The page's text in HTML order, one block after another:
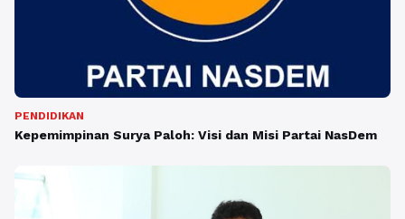
PENDIDIKAN
Kepemimpinan Surya Paloh: Visi dan Misi Partai NasDem